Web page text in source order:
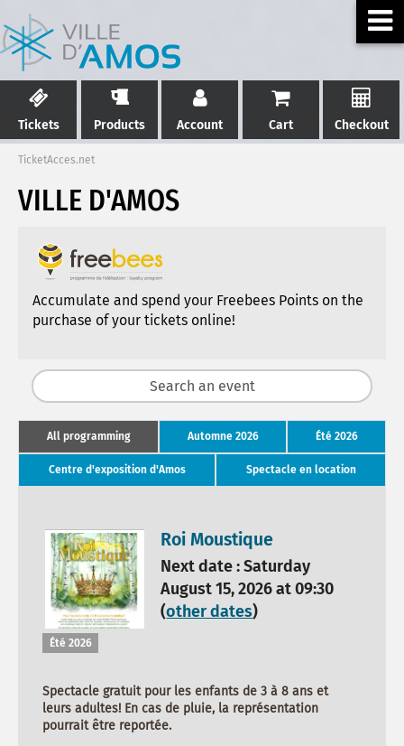
Tickets Products Account Cart Checkout
TicketAcces.net
VILLE D'AMOS
Accumulate and spend your Freebees Points on the
purchase of your tickets online!
All programming Automne 2026 Été 2026
Centre d'exposition d'Amos Spectacle en location
Roi Moustique
Next date : Saturday
August 15, 2026 at 09:30
(other dates)
Été 2026
Spectacle gratuit pour les enfants de 3 à 8 ans et
leurs adultes! En cas de pluie, la représentation
pourrait être reportée.